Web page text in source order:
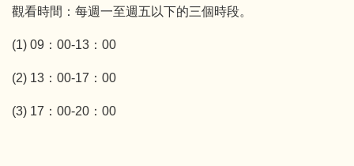
觀看時間：每週一至週五以下的三個時段。
(1) 09：00-13：00
(2) 13：00-17：00
(3) 17：00-20：00